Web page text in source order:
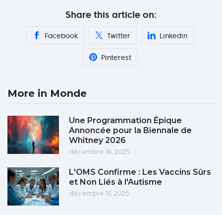
Share this article on:
Facebook Twitter Linkedin
Pinterest
More in Monde
Une Programmation Épique
Annoncée pour la Biennale de
Whitney 2026
décembre 16, 2025
L'OMS Confirme : Les Vaccins Sûrs
et Non Liés à l'Autisme
décembre 15, 2025